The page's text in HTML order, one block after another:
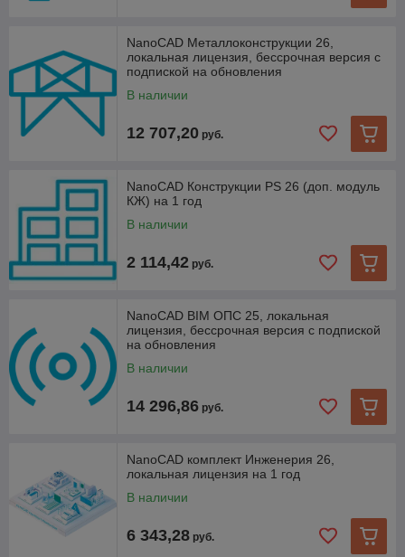
NanoCAD Металлоконструкции 26,
локальная лицензия, бессрочная версия с
подпиской на обновления
В наличии
12 707,20 руб.
NanoCAD Конструкции PS 26 (доп. модуль
КЖ) на 1 год
В наличии
2 114,42 руб.
NanoCAD BIM ОПС 25, локальная
лицензия, бессрочная версия с подпиской
на обновления
В наличии
14 296,86 руб.
NanoCAD комплект Инженерия 26,
локальная лицензия на 1 год
В наличии
6 343,28 руб.